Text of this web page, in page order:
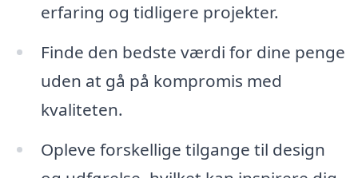
erfaring og tidligere projekter.
Finde den bedste værdi for dine penge
uden at gå på kompromis med
kvaliteten.
Opleve forskellige tilgange til design